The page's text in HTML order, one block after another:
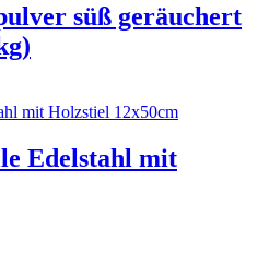
süß geräuchert
Edelstahl mit